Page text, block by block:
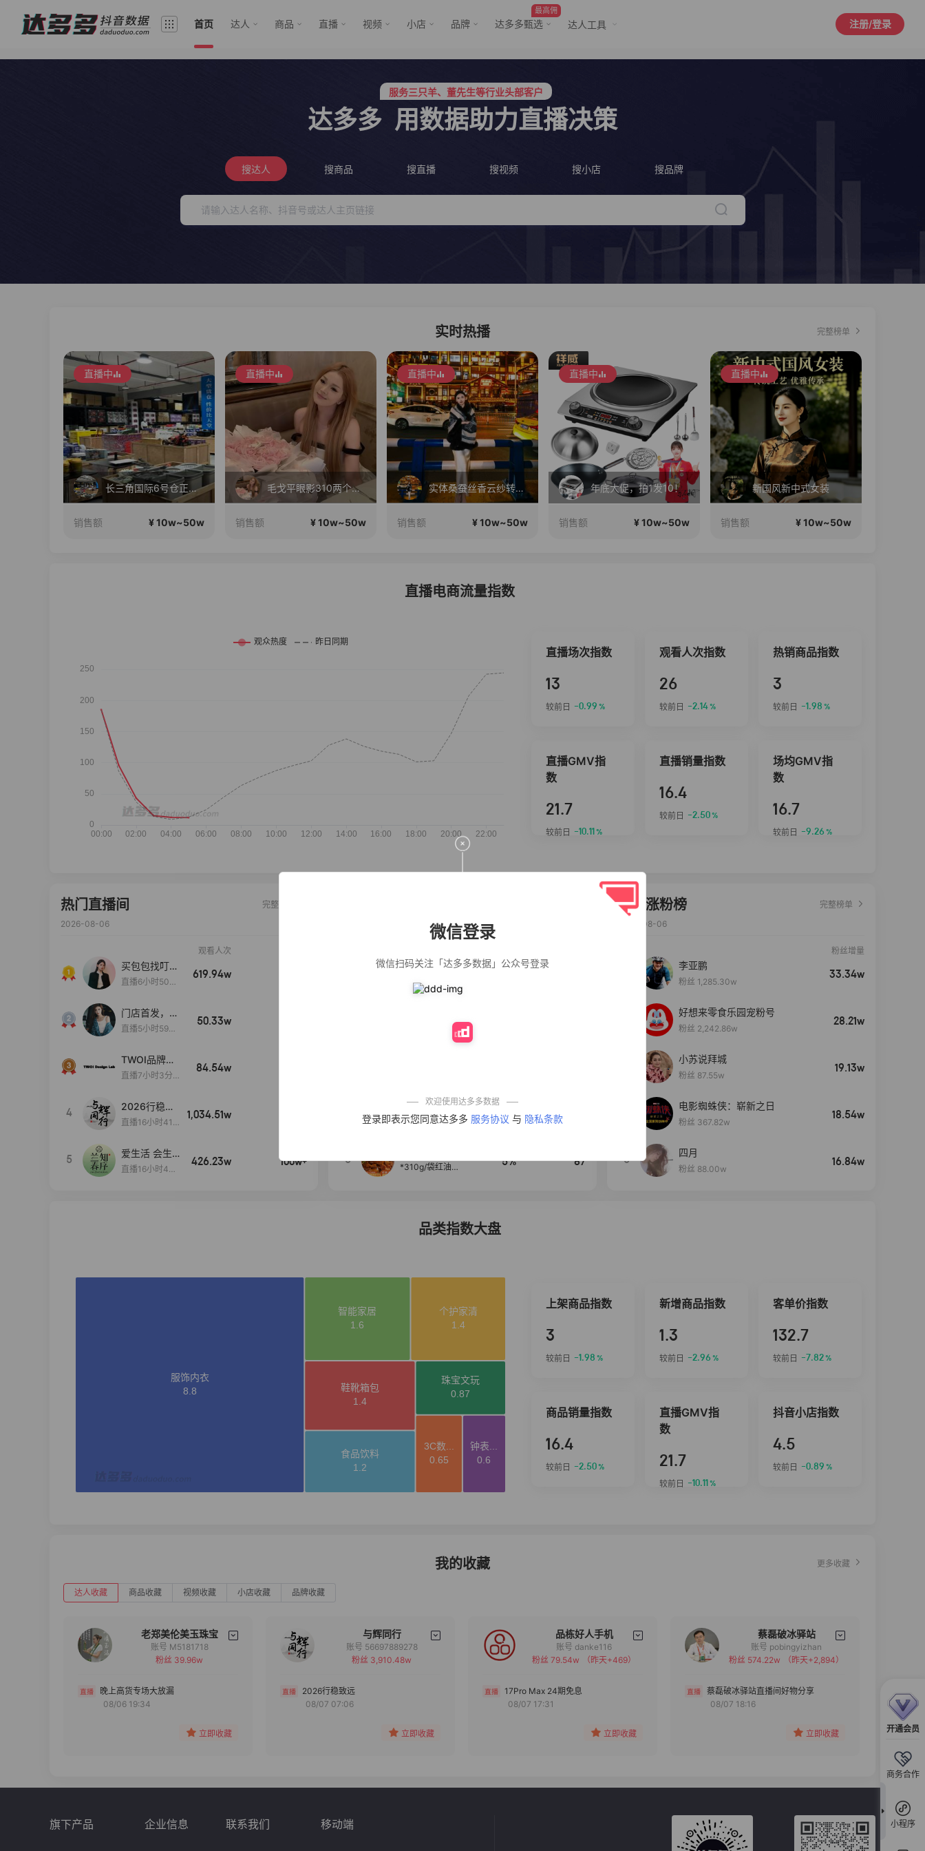
首页 达人 商品 直播 视频 小店 品牌
最高佣
达多多甄选 达人工具 注册/登录
开通会员
商务合作
小程序
微信登录
微信扫码关注「达多多数据」公众号登录
欢迎使用达多多数据
登录即表示您同意达多多 服务协议 与 隐私条款
服务三只羊、董先生等行业头部客户
行业价格屠夫，年卡会员低至798/年
达多多 用数据助力直播决策
搜达人 搜商品 搜直播 搜视频 搜小店 搜品牌
实时热播 完整榜单
直播中
长三角国际6号仓正在直播
销售额 ¥ 10w~50w
直播中
毛戈平眼影310两个正装！
销售额 ¥ 10w~50w
直播中
实体桑蚕丝香云纱转线上
销售额 ¥ 10w~50w
直播中
年底大促，拍1发10！
销售额 ¥ 10w~50w
直播中
新国风新中式女装
销售额 ¥ 10w~50w
直播电商流量指数
直播场次指数
13
较前日 -0.99 %
观看人次指数
26
较前日 -2.14%
热销商品指数
3
较前日 -1.98 %
直播GMV指
数
21.7
较前日 -10.11 %
直播销量指数
16.4
较前日 -2.50%
场均GMV指
数
16.7
较前日 -9.26 %
热门直播间
完整榜单
2026-08-06
观看人次
买包包找叮
当,一折购！
直播6小时50分
619.94w
门店首发，秋
款大上新！！
直播5小时59分
50.33w
TWOI品牌直
播间新款上
直播7小时3分5
84.54w
4
2026行稳致
远
直播16小时41
1,034.51w
5
爱生活 会生
活
直播16小时45
426.23w 100w+
法式气质温柔风
女设计感小众秋
衣粉轻松搓洗去
污渍除菌除螨3倍
巧卡盒卡套
【试吃两包】松
茸红烧酱汁红烧
40%
5
*310g/袋红油麻
5% 87
达人涨粉榜
完整榜单
2026-08-06
粉丝增量
李亚鹏
粉丝 1,285.30w
33.34w
好想来零食乐园宠粉号
粉丝 2,242.86w
28.21w
小苏说拜城
粉丝 87.55w
19.13w
电影蜘蛛侠：崭新之日
粉丝 367.82w
18.54w
5
四月
粉丝 88.00w
16.84w
品类指数大盘
上架商品指数
3
较前日 -1.98 %
新增商品指数
1.3
较前日 -2.96 %
客单价指数
132.7
较前日 -7.82%
商品销量指数
16.4
较前日 -2.50%
直播GMV指
数
21.7
较前日 -10.11 %
抖音小店指数
4.5
较前日 -0.89 %
我的收藏 更多收藏
达人收藏 商品收藏 视频收藏 小店收藏 品牌收藏
老郑美伦美玉珠宝
备注
分组
账号 M5181718
粉丝 39.96w
晚上高货专场大放漏
08/06 19:34
立即收藏
与辉同行
备注
账号 56697889278
粉丝 3,910.48w
2026行稳致远
08/07 07:06
立即收藏
品栋好人手机
备注
分组
账号 danke116
粉丝 79.54w
（昨天+469）
17Pro Max 24期免息
08/07 17:31
立即收藏
蔡磊破冰驿站
备注
分组
账号 pobingyizhan
粉丝 574.22w
（昨天+2,894）
蔡磊破冰驿站直播间好物分享
08/07 18:16
立即收藏
旗下产品 企业信息 联系我们 移动端